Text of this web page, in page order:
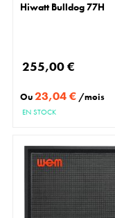
Hiwatt Bulldog 77H
255,00 €
Ou23,04 € /mois
EN STOCK